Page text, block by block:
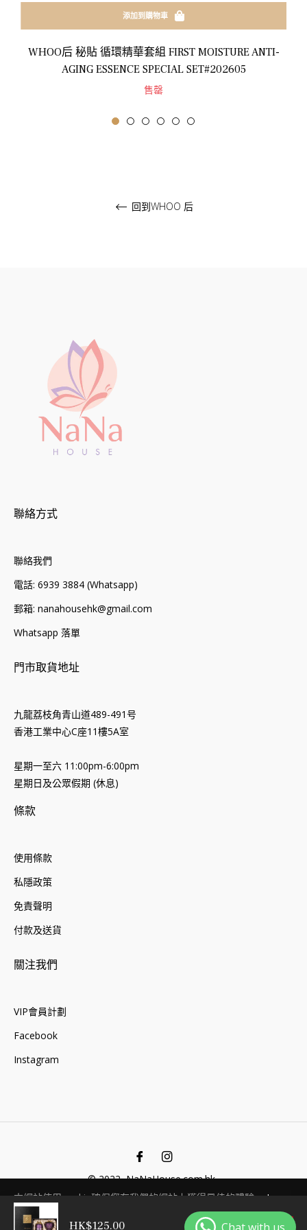
添加到購物車
WHOO后 秘貼 循環精華套組 FIRST MOISTURE ANTI-
AGING ESSENCE SPECIAL SET#202605
售罄
HK$125.00 添加到購物車
回到WHOO 后
聯絡方式
聯絡我們
電話: 6939 3884 (Whatsapp)
郵箱: nanahousehk@gmail.com
Whatsapp 落單
門市取貨地址
九龍荔枝角青山道489-491号
香港工業中心C座11樓5A室
星期一至六 11:00pm-6:00pm
星期日及公眾假期 (休息)
條款
使用條款
私隱政策
免責聲明
付款及送貨
關注我們
VIP會員計劃
Facebook
Instagram
Ins
© 2022, NaNaHouse.com.hk .
本網站使用cookie確保您在我們的網站上獲得最佳的體驗。 Learn
More